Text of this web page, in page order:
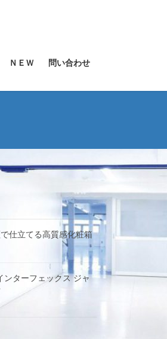
ＮＥＷ 問い合わせ
仕立てる高質感化粧箱
ンターフェックス ジャ